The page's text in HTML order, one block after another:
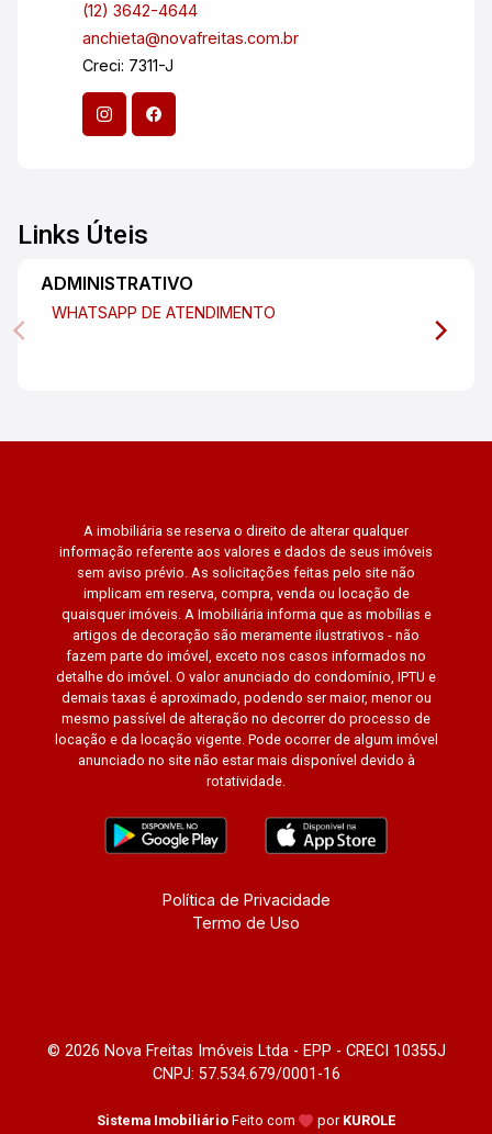
(12) 3642-4644
anchieta@novafreitas.com.br
Creci: 7311-J
Links Úteis
ADMINISTRATIVO
WHATSAPP DE ATENDIMENTO
A imobiliária se reserva o direito de alterar qualquer
informação referente aos valores e dados de seus imóveis
sem aviso prévio. As solicitações feitas pelo site não
implicam em reserva, compra, venda ou locação de
quaisquer imóveis. A Imobiliária informa que as mobílias e
artigos de decoração são meramente ilustrativos - não
fazem parte do imóvel, exceto nos casos informados no
detalhe do imóvel. O valor anunciado do condomínio, IPTU e
demais taxas é aproximado, podendo ser maior, menor ou
mesmo passível de alteração no decorrer do processo de
locação e da locação vigente. Pode ocorrer de algum imóvel
anunciado no site não estar mais disponível devido à
rotatividade.
Política de Privacidade
Termo de Uso
© 2026 Nova Freitas Imóveis Ltda - EPP - CRECI 10355J
CNPJ: 57.534.679/0001-16
Sistema Imobiliário Feito com por KUROLE